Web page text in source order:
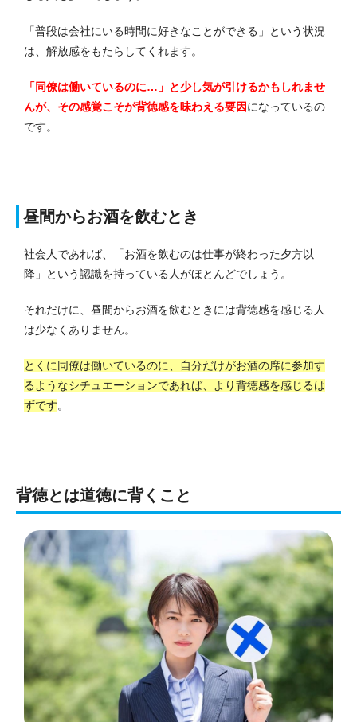
「普段は会社にいる時間に好きなことができる」という状況
は、解放感をもたらしてくれます。
「同僚は働いているのに…」と少し気が引けるかもしれませ
んが、その感覚こそが背徳感を味わえる要因になっているの
です。
昼間からお酒を飲むとき
社会人であれば、「お酒を飲むのは仕事が終わった夕方以
降」という認識を持っている人がほとんどでしょう。
それだけに、昼間からお酒を飲むときには背徳感を感じる人
は少なくありません。
とくに同僚は働いているのに、自分だけがお酒の席に参加す
るようなシチュエーションであれば、より背徳感を感じるは
ずです。
背徳とは道徳に背くこと